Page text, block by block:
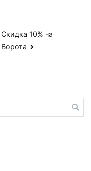
Скидка 10% на
Ворота